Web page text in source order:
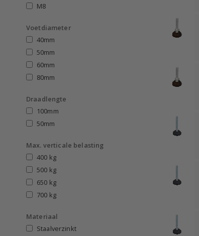
M8
Voetdiameter
40mm
50mm
60mm
80mm
Draadlengte
100mm
50mm
Max. verticale belasting
400 kg
500 kg
650 kg
700 kg
Materiaal
Staalverzinkt